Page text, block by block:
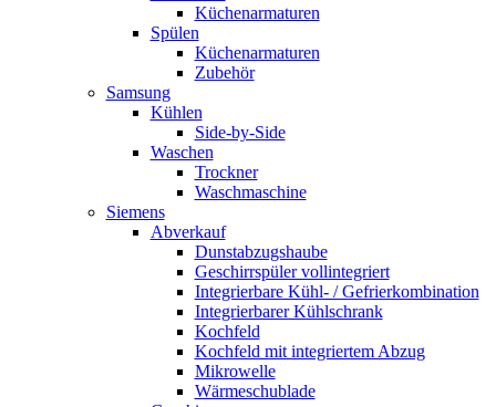
Küchenarmaturen
Spülen
Küchenarmaturen
Zubehör
Samsung
Kühlen
Side-by-Side
Waschen
Trockner
Waschmaschine
Siemens
Abverkauf
Dunstabzugshaube
Geschirrspüler vollintegriert
Integrierbare Kühl- / Gefrierkombination
Integrierbarer Kühlschrank
Kochfeld
Kochfeld mit integriertem Abzug
Mikrowelle
Wärmeschublade